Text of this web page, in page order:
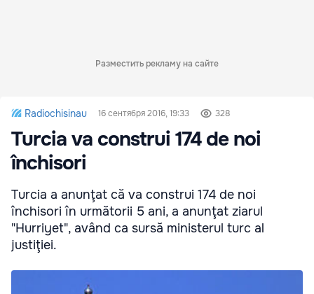
Разместить рекламу на сайте
Radiochisinau 16 сентября 2016, 19:33 328
Turcia va construi 174 de noi
închisori
Turcia a anunţat că va construi 174 de noi
închisori în următorii 5 ani, a anunţat ziarul
"Hurriyet", având ca sursă ministerul turc al
justiţiei.